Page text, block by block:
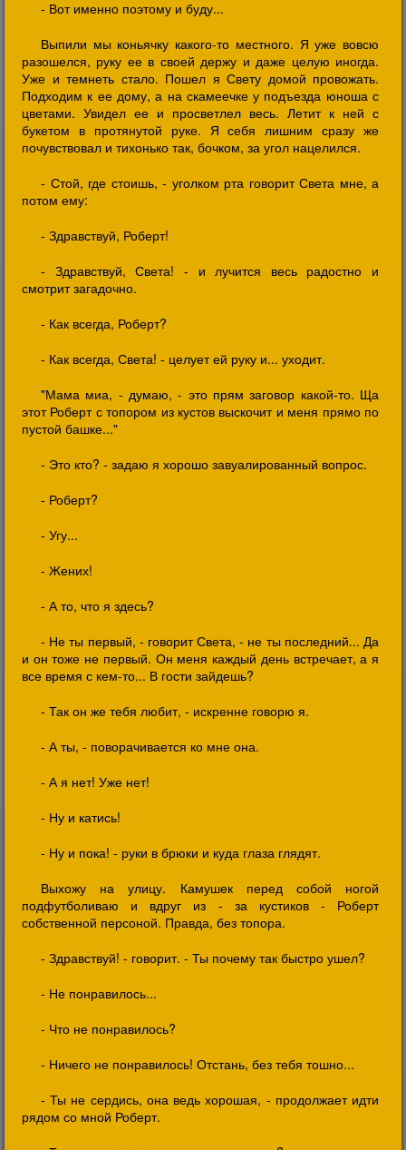
- Вот именно поэтому и буду...
Выпили мы коньячку какого-то местного. Я уже вовсю
разошелся, руку ее в своей держу и даже целую иногда.
Уже и темнеть стало. Пошел я Свету домой провожать.
Подходим к ее дому, а на скамеечке у подъезда юноша с
цветами. Увидел ее и просветлел весь. Летит к ней с
букетом в протянутой руке. Я себя лишним сразу же
почувствовал и тихонько так, бочком, за угол нацелился.
- Стой, где стоишь, - уголком рта говорит Света мне, а
потом ему:
- Здравствуй, Роберт!
- Здравствуй, Света! - и лучится весь радостно и
смотрит загадочно.
- Как всегда, Роберт?
- Как всегда, Света! - целует ей руку и... уходит.
"Мама миа, - думаю, - это прям заговор какой-то. Ща
этот Роберт с топором из кустов выскочит и меня прямо по
пустой башке..."
- Это кто? - задаю я хорошо завуалированный вопрос.
- Роберт?
- Угу...
- Жених!
- А то, что я здесь?
- Не ты первый, - говорит Света, - не ты последний... Да
и он тоже не первый. Он меня каждый день встречает, а я
все время с кем-то... В гости зайдешь?
- Так он же тебя любит, - искренне говорю я.
- А ты, - поворачивается ко мне она.
- А я нет! Уже нет!
- Ну и катись!
- Ну и пока! - руки в брюки и куда глаза глядят.
Выхожу на улицу. Камушек перед собой ногой
подфутболиваю и вдруг из - за кустиков - Роберт
собственной персоной. Правда, без топора.
- Здравствуй! - говорит. - Ты почему так быстро ушел?
- Не понравилось...
- Что не понравилось?
- Ничего не понравилось! Отстань, без тебя тошно...
- Ты не сердись, она ведь хорошая, - продолжает идти
рядом со мной Роберт.